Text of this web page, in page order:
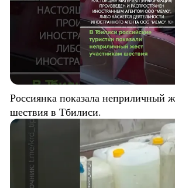
Россиянка показала неприличный
шествия в Тбилиси.